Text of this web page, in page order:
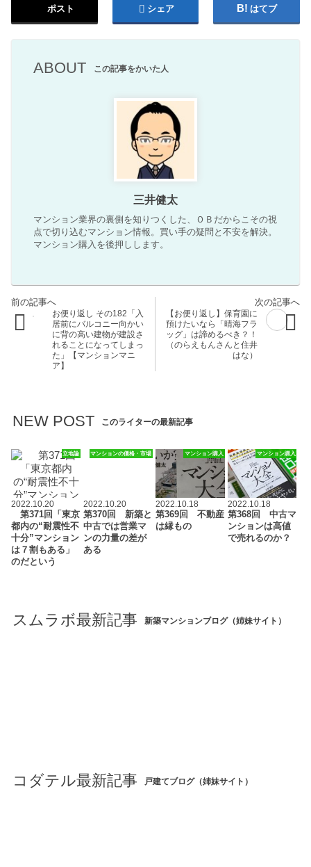
ポスト シェア はてブ
ABOUT この記事をかいた人
三井健太
マンション業界の裏側を知りつくした、ＯＢだからこその視
点で切り込むマンション情報。買い手の疑問と不安を解決。
マンション購入を後押しします。
お便り返し その182「入
居前にバルコニー向かい
に背の高い建物が建設さ
れることになってしまっ
た」【マンションマニ
ア】
【お便り返し】保育園に
預けたいなら「晴海フラ
ッグ」は諦めるべき？！
（のらえもんさんと住井
はな）
NEW POST このライターの最新記事
立地論
2022.10.20
第371回「東京
都内の“耐震性不
十分”マンション
は７割もある」
のだという
マンションの価格・市場
2022.10.20
第370回 新築と
中古では営業マ
ンの力量の差が
ある
マンション購入
2022.10.18
第369回 不動産
は縁もの
マンション購入
2022.10.18
第368回 中古マ
ンションは高値
で売れるのか？
スムラボ最新記事 新築マンションブログ（姉妹サイト）
コダテル最新記事 戸建てブログ（姉妹サイト）